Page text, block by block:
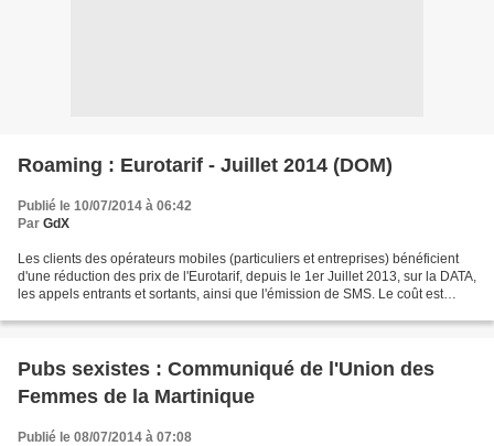
Roaming : Eurotarif - Juillet 2014 (DOM)
Publié le 10/07/2014 à 06:42
Par GdX
Les clients des opérateurs mobiles (particuliers et entreprises) bénéficient
d'une réduction des prix de l'Eurotarif, depuis le 1er Juillet 2013, sur la DATA,
les appels entrants et sortants, ainsi que l'émission de SMS. Le coût est
Pubs sexistes : Communiqué de l'Union des
Femmes de la Martinique
Publié le 08/07/2014 à 07:08